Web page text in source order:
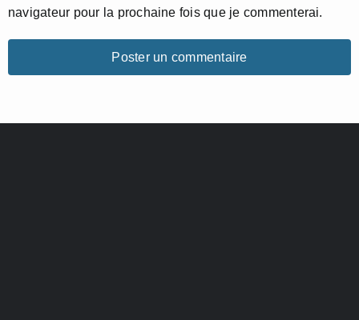
navigateur pour la prochaine fois que je commenterai.